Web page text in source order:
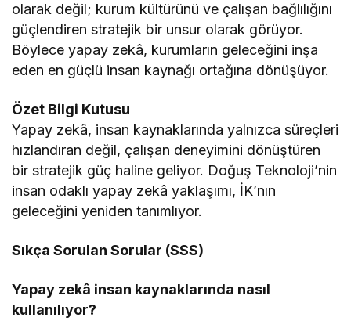
olarak değil; kurum kültürünü ve çalışan bağlılığını
güçlendiren stratejik bir unsur olarak görüyor.
Böylece yapay zekâ, kurumların geleceğini inşa
eden en güçlü insan kaynağı ortağına dönüşüyor.
Özet Bilgi Kutusu
Yapay zekâ, insan kaynaklarında yalnızca süreçleri
hızlandıran değil, çalışan deneyimini dönüştüren
bir stratejik güç haline geliyor. Doğuş Teknoloji’nin
insan odaklı yapay zekâ yaklaşımı, İK’nın
geleceğini yeniden tanımlıyor.
Sıkça Sorulan Sorular (SSS)
Yapay zekâ insan kaynaklarında nasıl
kullanılıyor?